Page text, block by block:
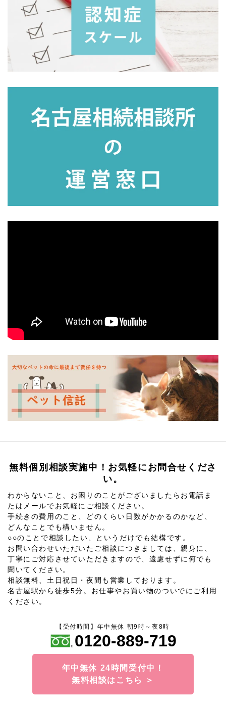
無料個別相談実施中！お気軽にお問合せくださ
い。
わからないこと、お困りのことがございましたらお電話ま
たはメールでお気軽にご相談ください。
手続きの費用のこと、どのくらい日数がかかるのかなど、
どんなことでも構いません。
○○のことで相談したい、というだけでも結構です。
お問い合わせいただいたご相談につきましては、親身に、
丁寧にご対応させていただきますので、遠慮せずに何でも
聞いてください。
相談無料、土日祝日・夜間も営業しております。
名古屋駅から徒歩5分。お仕事やお買い物のついでにご利用
ください。
【受付時間】年中無休 朝9時～夜8時
0120-889-719
年中無休 24時間受付中！
無料相談はこちら ＞